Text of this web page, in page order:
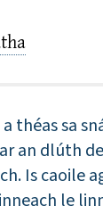
théas sa
an dlúth
Is caoile
le